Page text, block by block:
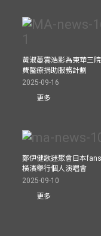
黃淑蔓雲浩影為東華三
費醫療捐助服務計劃
2025-09-16
更多
鄭伊健歌迷聚會日本
橫濱舉行個人演唱會
2025-09-10
更多